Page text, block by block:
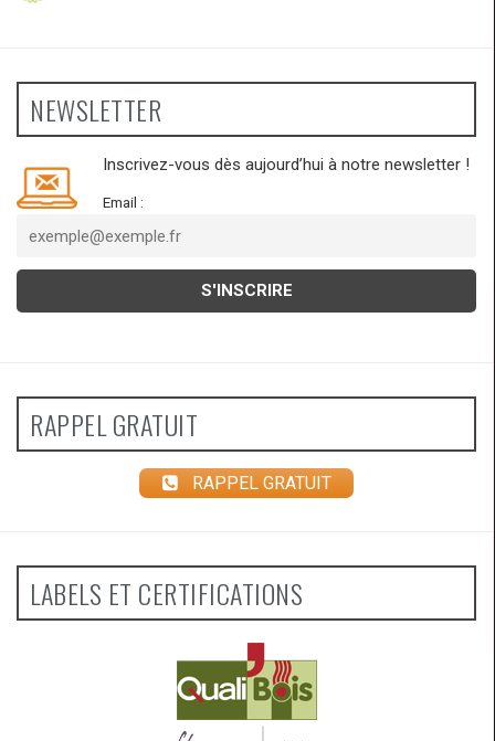
NEWSLETTER
Inscrivez-vous dès aujourd’hui à notre newsletter !
Email :
RAPPEL GRATUIT
RAPPEL GRATUIT
LABELS ET CERTIFICATIONS